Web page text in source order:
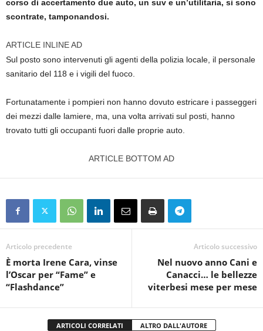
corso di accertamento due auto, un suv e un’utilitaria, si sono
scontrate, tamponandosi.
ARTICLE INLINE AD
Sul posto sono intervenuti gli agenti della polizia locale, il personale
sanitario del 118 e i vigili del fuoco.
Fortunatamente i pompieri non hanno dovuto estricare i passeggeri
dei mezzi dalle lamiere, ma, una volta arrivati sul posti, hanno
trovato tutti gli occupanti fuori dalle proprie auto.
ARTICLE BOTTOM AD
Articolo precedente
È morta Irene Cara, vinse
l’Oscar per “Fame” e
“Flashdance”
Articolo successivo
Nel nuovo anno Cani e
Canacci… le bellezze
viterbesi mese per mese
ARTICOLI CORRELATI ALTRO DALL'AUTORE